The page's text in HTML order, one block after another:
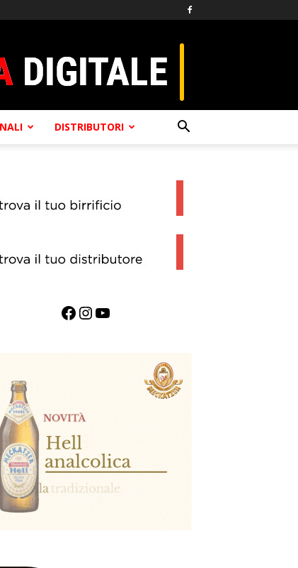
DISTRIBUTORI
Facebook InstagramYouTube